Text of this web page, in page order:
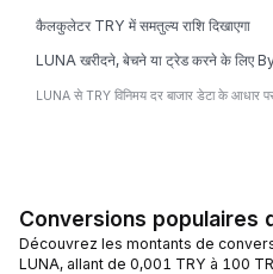
कैलकुलेटर TRY में समतुल्य राशि दिखाएगा
LUNA खरीदने, बेचने या ट्रेड करने के लिए
LUNA से TRY विनिमय दर बाजार डेटा के आधार
Conversions populaires
Découvrez les montants de
LUNA, allant de 0,001 TRY à 100